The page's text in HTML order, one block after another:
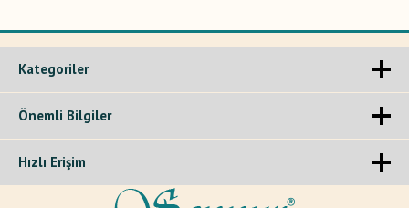
Kategoriler
Önemli Bilgiler
Hızlı Erişim